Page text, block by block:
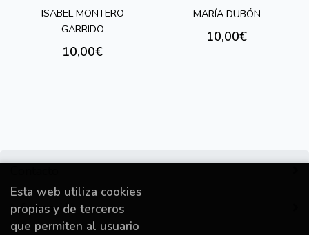
TROVADOR
ISABEL MONTERO
GARRIDO
10,00€
TROVADOR
MARÍA DUBÓN
10,00€
Información
Esta web utiliza cookies
propias y de terceros
que permiten al usuario